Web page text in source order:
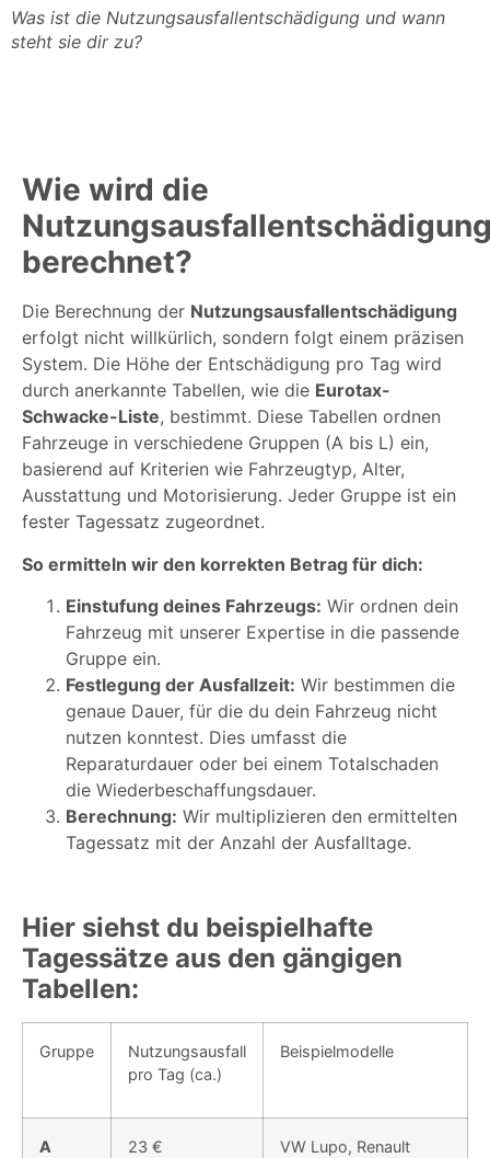
Was ist die Nutzungsausfallentschädigung und wann
steht sie dir zu?
Wie wird die
berechnet?
Die Berechnung der Nutzungsausfallentschädigung
erfolgt nicht willkürlich, sondern folgt einem präzisen
System. Die Höhe der Entschädigung pro Tag wird
durch anerkannte Tabellen, wie die Eurotax-
Schwacke-Liste, bestimmt. Diese Tabellen ordnen
Fahrzeuge in verschiedene Gruppen (A bis L) ein,
basierend auf Kriterien wie Fahrzeugtyp, Alter,
Ausstattung und Motorisierung. Jeder Gruppe ist ein
fester Tagessatz zugeordnet.
So ermitteln wir den korrekten Betrag für dich:
Einstufung deines Fahrzeugs: Wir ordnen dein
Fahrzeug mit unserer Expertise in die passende
Gruppe ein.
Festlegung der Ausfallzeit: Wir bestimmen die
genaue Dauer, für die du dein Fahrzeug nicht
nutzen konntest. Dies umfasst die
Reparaturdauer oder bei einem Totalschaden
die Wiederbeschaffungsdauer.
Berechnung: Wir multiplizieren den ermittelten
Tagessatz mit der Anzahl der Ausfalltage.
Hier siehst du beispielhafte
Tagessätze aus den gängigen
Tabellen:
Gruppe
Nutzungsausfall
pro Tag (ca.)
Beispielmodelle
A 23 €
VW Lupo, Renault